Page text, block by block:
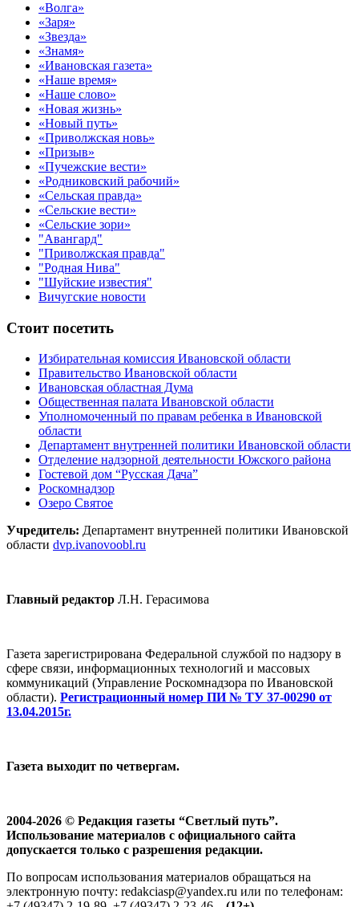
«Волга»
«Заря»
«Звезда»
«Знамя»
«Ивановская газета»
«Наше время»
«Наше слово»
«Новая жизнь»
«Новый путь»
«Приволжская новь»
«Призыв»
«Пучежские вести»
«Родниковский рабочий»
«Сельская правда»
«Сельские вести»
«Сельские зори»
"Авангард"
"Приволжская правда"
"Родная Нива"
"Шуйские известия"
Вичугские новости
Стоит посетить
Избирательная комиссия Ивановской области
Правительство Ивановской области
Ивановская областная Дума
Общественная палата Ивановской области
Уполномоченный по правам ребенка в Ивановской
области
Департамент внутренней политики Ивановской области
Отделение надзорной деятельности Южского района
Гостевой дом “Русская Дача”
Роскомнадзор
Озеро Святое
Учредитель: Департамент внутренней политики Ивановской
области dvp.ivanovoobl.ru
Главный редактор Л.Н. Герасимова
Газета зарегистрирована Федеральной службой по надзору в
сфере связи, информационных технологий и массовых
коммуникаций (Управление Роскомнадзора по Ивановской
области). Регистрационный номер ПИ № ТУ 37-00290 от
13.04.2015г.
Газета выходит по четвергам.
2004-2026 © Редакция газеты “Светлый путь”.
Использование материалов с официального сайта
допускается только с разрешения редакции.
По вопросам использования материалов обращаться на
электронную почту: redakciasp@yandex.ru или по телефонам: